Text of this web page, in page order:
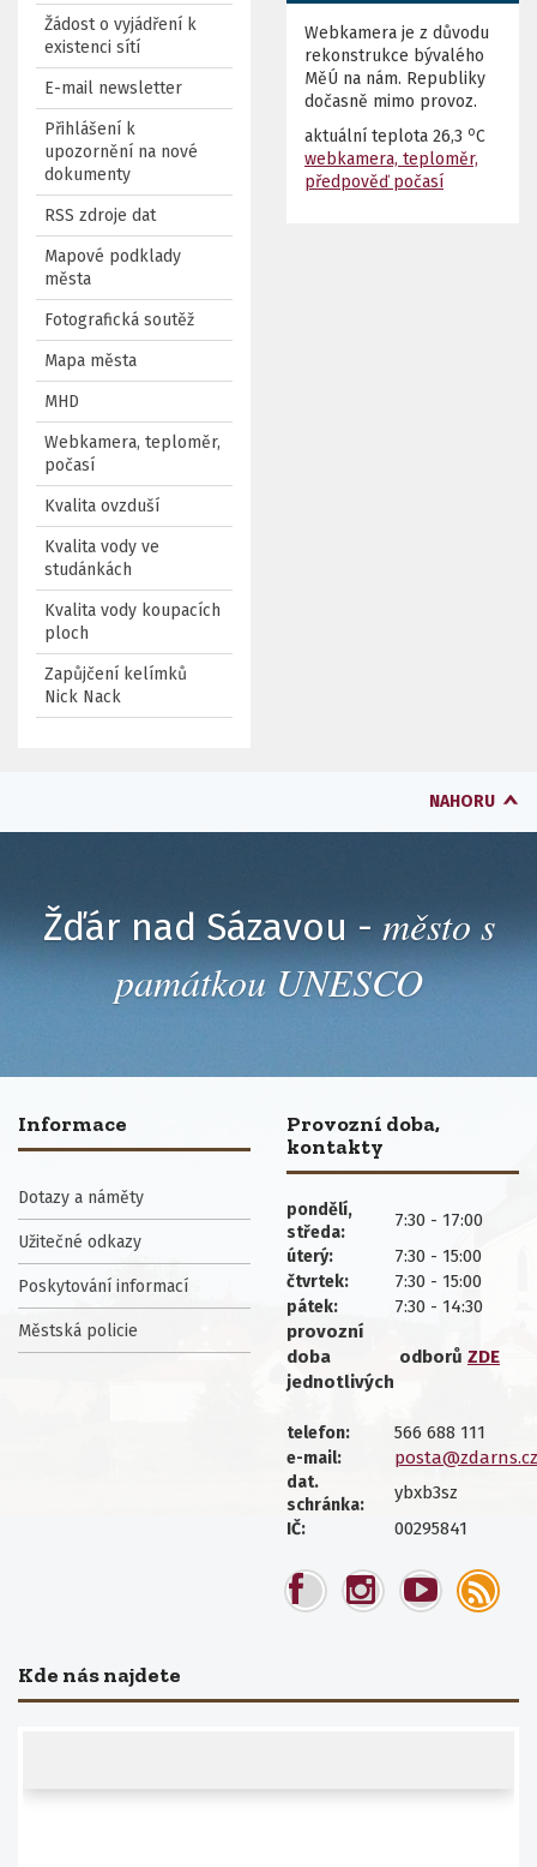
Žádost o vyjádření k
existenci sítí
E-mail newsletter
Přihlášení k
upozornění na nové
dokumenty
RSS zdroje dat
Mapové podklady
města
Fotografická soutěž
Mapa města
MHD
Webkamera, teploměr,
počasí
Kvalita ovzduší
Kvalita vody ve
studánkách
Kvalita vody koupacích
ploch
Zapůjčení kelímků
Nick Nack
Webkamera je z důvodu
rekonstrukce bývalého
MěÚ na nám. Republiky
dočasně mimo provoz.
aktuální teplota 26,3 oC
webkamera, teploměr,
předpověď počasí
NAHORU
Žďár nad Sázavou - město s
památkou UNESCO
Informace
Dotazy a náměty
Užitečné odkazy
Poskytování informací
Městská policie
Provozní doba,
kontakty
pondělí,
středa:
7:30 - 17:00
úterý: 7:30 - 15:00
čtvrtek: 7:30 - 15:00
pátek:
7:30 - 14:30
provozní
doba
jednotlivých
odborů ZDE
telefon: 566 688 111
e-mail: posta@zdarns.cz
dat.
schránka:
ybxb3sz
IČ: 00295841
Kde nás najdete